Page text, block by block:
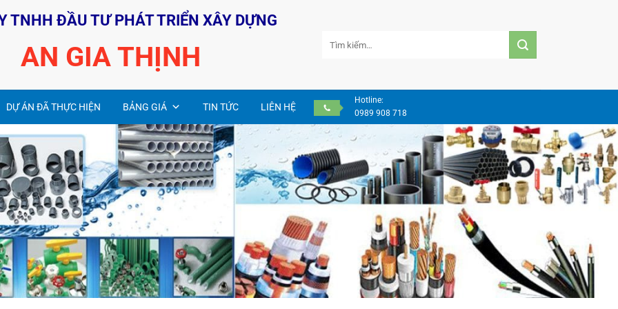
TNHH ĐẦU TƯ PHÁT TRIỂN XÂY DỰNG
AN GIA THỊNH
kiếm:
DỰ ÁN ĐÃ THỰC HIỆN BẢNG GIÁ TIN TỨC LIÊN HỆ
Hotline:
0989 908 718